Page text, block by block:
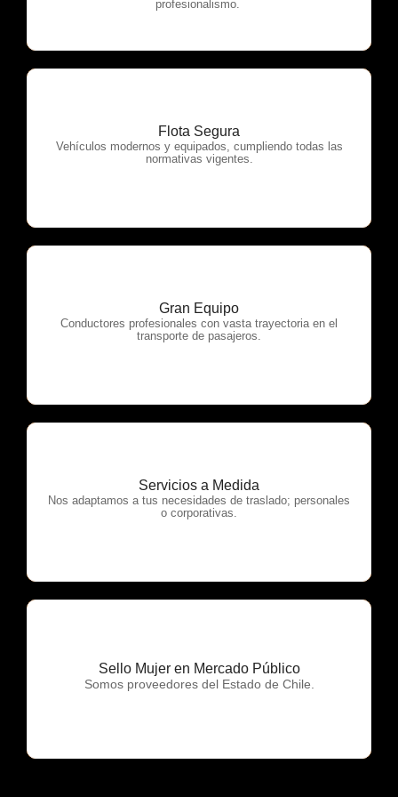
profesionalismo.
Flota Segura
Vehículos modernos y equipados, cumpliendo todas las
normativas vigentes.
OTP Servicios
Gran Equipo
Conductores profesionales con vasta trayectoria en el
transporte de pasajeros.
OTP Servicios
Servicios a Medida
Nos adaptamos a tus necesidades de traslado; personales
o corporativas.
OTP Servicios
Sello Mujer en Mercado Público
Somos proveedores del Estado de Chile.
OTP Servicios